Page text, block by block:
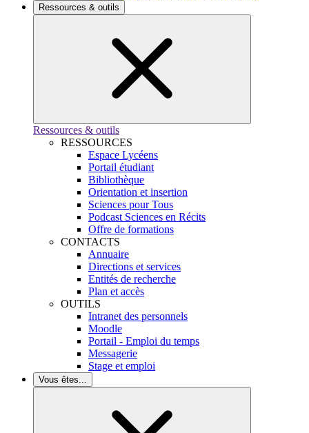
Ressources & outils
Ressources & outils
RESSOURCES
Espace Lycéens
Portail étudiant
Bibliothèque
Orientation et insertion
Sciences pour Tous
Podcast Sciences en Récits
Offre de formations
CONTACTS
Annuaire
Directions et services
Entités de recherche
Plan et accès
OUTILS
Intranet des personnels
Moodle
Portail - Emploi du temps
Messagerie
Stage et emploi
Vous êtes...